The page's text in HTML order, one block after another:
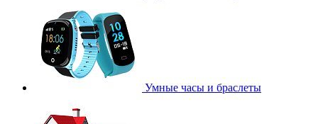
Умные часы и браслеты